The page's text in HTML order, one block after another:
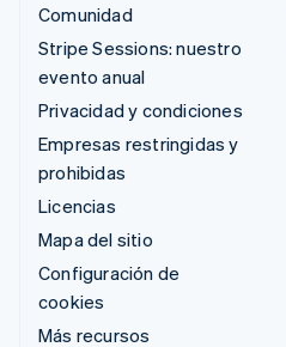
Comunidad
Stripe Sessions: nuestro
evento anual
Privacidad y condiciones
Empresas restringidas y
prohibidas
Licencias
Mapa del sitio
Configuración de
cookies
Más recursos